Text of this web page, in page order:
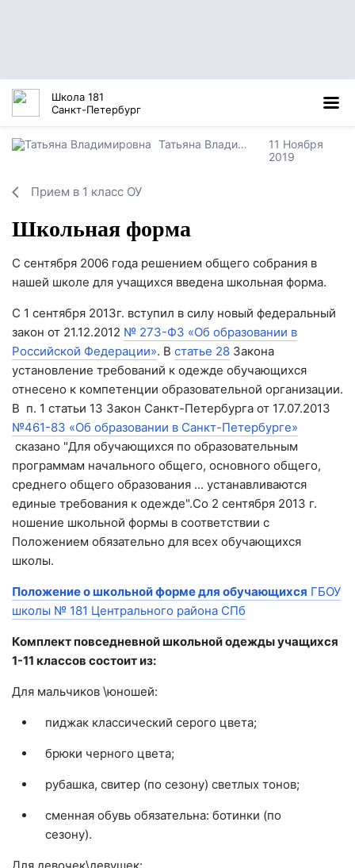
Школа 181
Санкт-Петербург
Татьяна Владимировна
11 Ноября
2019
Прием в 1 класс ОУ
Школьная форма
С сентября 2006 года решением общего собрания в
нашей школе для учащихся введена школьная форма.
С 1 сентября 2013г. вступил в силу новый федеральный
закон от 21.12.2012 № 273-ФЗ «Об образовании в
Российской Федерации». В статье 28 Закона
установление требований к одежде обучающихся
отнесено к компетенции образовательной организации.
В п. 1 статьи 13 Закон Санкт-Петербурга от 17.07.2013
№461-83 «Об образовании в Санкт-Петербурге»
сказано "Для обучающихся по образовательным
программам начального общего, основного общего,
среднего общего образования ... устанавливаются
единые требования к одежде".Со 2 сентября 2013 г.
ношение школьной формы в соответствии с
Положением обязательно для всех обучающихся
школы.
Положение о школьной форме для обучающихся ГБОУ
школы № 181 Центрального района СПб
Комплект повседневной школьной одежды учащихся
1-11 классов состоит из:
Для мальчиков \юношей:
пиджак классический серого цвета;
брюки черного цвета;
рубашка, свитер (по сезону) светлых тонов;
сменная обувь обязательна: ботинки (по
сезону).